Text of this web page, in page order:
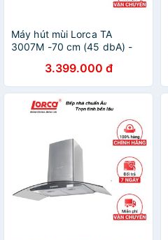
Máy hút mùi Lorca TA
3007M -70 cm (45 dbA) -
3.399.000 đ